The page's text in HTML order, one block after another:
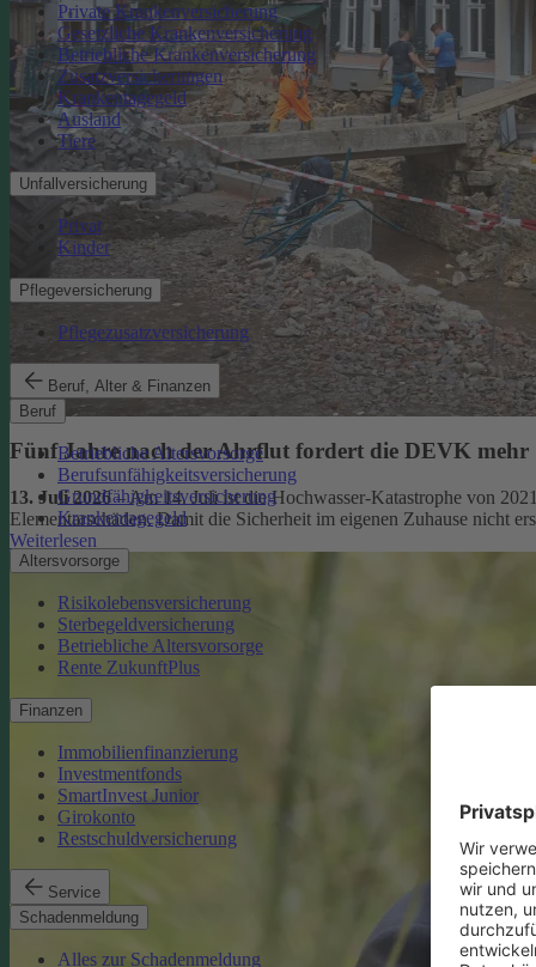
Private Krankenversicherung
Gesetzliche Krankenversicherung
Betriebliche Krankenversicherung
Zusatzversicherungen
Krankentagegeld
Ausland
Tiere
Unfallversicherung
Privat
Kinder
Pflegeversicherung
Pflegezusatzversicherung
Beruf, Alter & Finanzen
Beruf
Betriebliche Altersvorsorge
Berufsunfähigkeitsversicherung
Grundfähigkeitsversicherung
Krankentagegeld
Altersvorsorge
Risikolebensversicherung
Sterbegeldversicherung
Betriebliche Altersvorsorge
Rente ZukunftPlus
Finanzen
Immobilienfinanzierung
Investmentfonds
SmartInvest Junior
Girokonto
Restschuldversicherung
Service
Schadenmeldung
Alles zur Schadenmeldung
Fünf Jahre nach der Ahrflut fordert die DEVK mehr
13. Juli 2026– Am 14. Juli ist die Hochwasser-Katastrophe von
Elementarschäden. Damit die Sicherheit im eigenen Zuhause nicht
Weiterlesen